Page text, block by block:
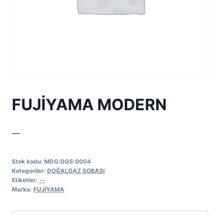
FUJİYAMA MODERN
—
Stok kodu: MDG:DGS:0004
Kategoriler: DOĞALGAZ SOBASI
Etiketler: --
Marka: FUJİYAMA